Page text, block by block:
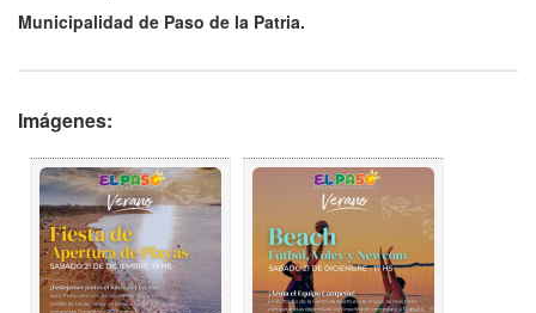
Municipalidad de Paso de la Patria.
Imágenes: